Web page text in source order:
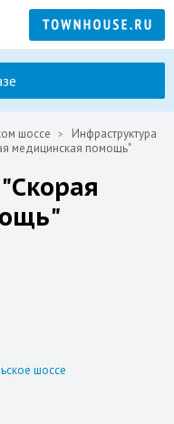
шоссе
Инфраструктура
медицинская помощь"
шоссе